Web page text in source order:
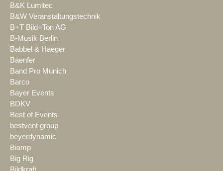
B&K Lumitec
B&W Veranstaltungstechnik
B+T Bild+Ton AG
B-Musik Berlin
Babbel & Haeger
Baenfer
Band Pro Munich
Barco
Bayer Events
BDKV
Best of Events
bestvent group
beyerdynamic
Biamp
Big Rig